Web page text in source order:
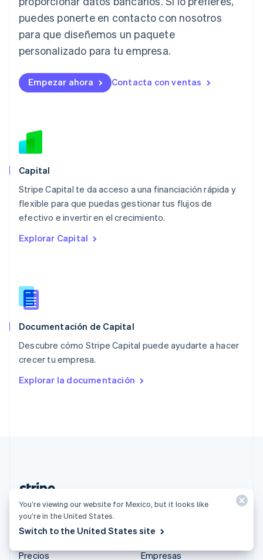
puedes ponerte en contacto con nosotros
para que diseñemos un paquete
personalizado para tu empresa.
Empezar ahora Contacta con ventas
Capital
Stripe Capital te da acceso a una financiación rápida y
flexible para que puedas gestionar tus flujos de
efectivo e invertir en el crecimiento.
Explorar Capital
Documentación de Capital
Descubre cómo Stripe Capital puede ayudarte a hacer
crecer tu empresa.
Explorar la documentación
México (Español)
日本語English
Letonia
Liechtenstein
DeutschEnglish
English
Luxemburgo
Malta
México
Español
English
Nueva Zelandia
English
NederlandsEnglish
Português
RAE de Hong Kong, China
Reino Unido
República Checa
English
English
Productos y tarifas
Precios
Soluciones
Empresas
You’re viewing our website for Mexico, but it looks like
you’re in the United States.
Switch to the United States site